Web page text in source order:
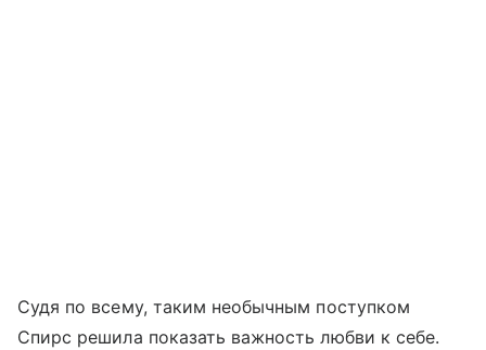
Судя по всему, таким необычным поступком
Спирс решила показать важность любви к себе.